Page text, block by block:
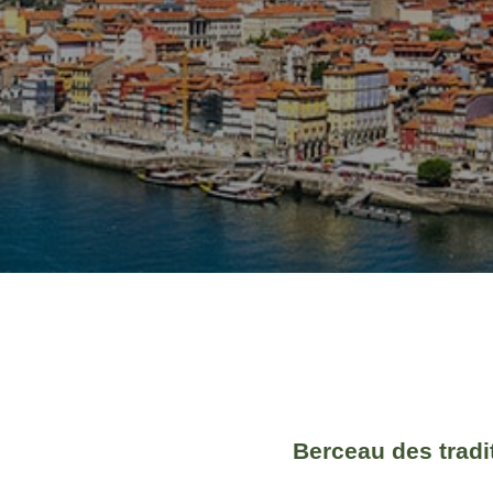
Berceau des